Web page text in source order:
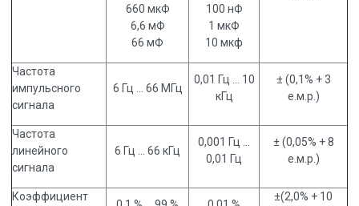
660 мкФ
6,6 мФ
66 мФ
100 нФ
1 мкФ
10 мкф
Частота
импульсного
сигнала
6 Гц … 66 МГц
0,01 Гц … 10
кГц
± (0,1% + 3
е.м.р.)
Частота
линейного
сигнала
6 Гц … 66 кГц
0,001 Гц ...
0,01 Гц
± (0,05% + 8
е.м.р.)
Коэффициент ±(2,0% + 10